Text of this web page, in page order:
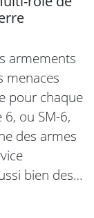
armements
menaces
pour chaque
ou SM-6,
des armes
bien des…